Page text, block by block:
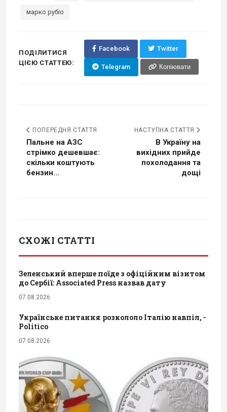
марко рубіо
ПОДІЛИТИСЯ
ЦІЄЮ СТАТТЕЮ:
Facebook Twitter
Telegram Копіювати
ПОПЕРЕДНЯ СТАТТЯ
Пальне на АЗС
стрімко дешевшає:
скільки коштують
бензин...
НАСТУПНА СТАТТЯ
В Україну на
вихідних прийде
похолодання та
дощі
СХОЖІ СТАТТІ
Зеленський вперше поїде з офіційним візитом
до Сербії: Associated Press назвав дату
07.08.2026
Українське питання розкололо Італію навпіл, -
Politico
07.08.2026